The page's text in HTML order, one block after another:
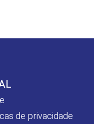
de privacidade